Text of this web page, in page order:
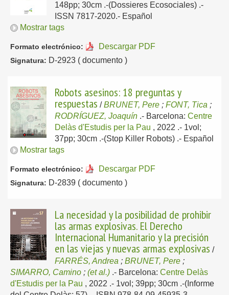
148pp; 30cm .-(Dossieres Ecosociales) .-
ISSN 7817-2020.- Español
Mostrar tags
Formato electrónico: Descargar PDF
Signatura: D-2923 ( documento )
Robots asesinos: 18 preguntas y
respuestas /BRUNET, Pere ; FONT, Tica ;
RODRÍGUEZ, Joaquín .- Barcelona: Centre
Delàs d'Estudis per la Pau , 2022 .- 1vol;
37pp; 30cm .-(Stop Killer Robots) .- Español
Mostrar tags
Formato electrónico: Descargar PDF
Signatura: D-2839 ( documento )
La necesidad y la posibilidad de prohibir
las armas explosivas. El Derecho
Internacional Humanitario y la precisión
en las viejas y nuevas armas explosivas /
FARRÉS, Andrea ; BRUNET, Pere ;
SIMARRO, Camino ; (et al.) .- Barcelona: Centre Delàs
d'Estudis per la Pau , 2022 .- 1vol; 39pp; 30cm .-(Informe